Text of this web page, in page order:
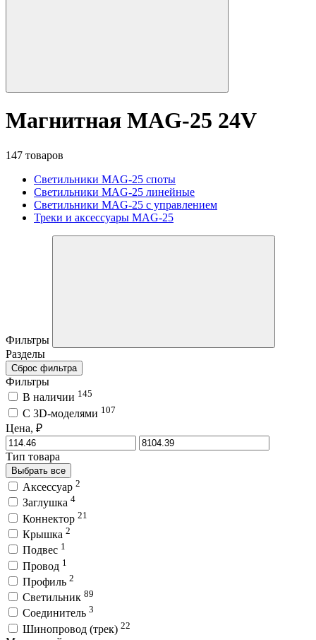
Магнитная MAG-25 24V
147 товаров
Светильники MAG-25 споты
Светильники MAG-25 линейные
Светильники MAG-25 с управлением
Треки и аксессуары MAG-25
Фильтры
Разделы
Сброс фильтра
Фильтры
В наличии 145
C 3D-моделями 107
Цена, ₽
Тип товара
Выбрать все
Аксессуар 2
Заглушка 4
Коннектор 21
Крышка 2
Подвес 1
Провод 1
Профиль 2
Светильник 89
Соединитель 3
Шинопровод (трек) 22